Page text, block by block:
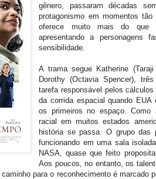
gênero, passaram décadas
protagonismo em momentos
oferece muito mais do que
apresentando a personagens
sensibilidade.
A trama segue Katherine
Dorothy (Octavia Spencer),
tarefa responsável pelos
da corrida espacial quando
os primeiros no espaço. Como
racial em muitos estados
história se passa. O grupo das
funcionando em uma sala
NASA, quase que feito
Aos poucos, no entanto, os
para o reconhecimento é marcado